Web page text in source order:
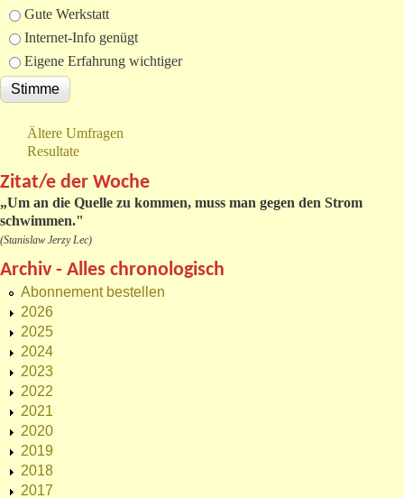
Gute Werkstatt
Internet-Info genügt
Eigene Erfahrung wichtiger
Ältere Umfragen
Resultate
Zitat/e der Woche
„Um an die Quelle zu kommen, muss man gegen den Strom
schwimmen."
(Stanislaw Jerzy Lec)
Archiv - Alles chronologisch
Abonnement bestellen
2026
2025
2024
2023
2022
2021
2020
2019
2018
2017